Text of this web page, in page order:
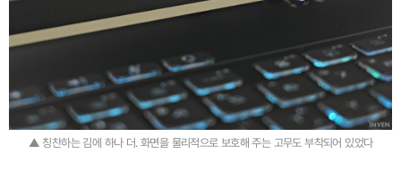
▲ 칭찬하는 김에 하나 더. 화면을 물리적으로 보호해 주는 고무도 부착되어 있었다